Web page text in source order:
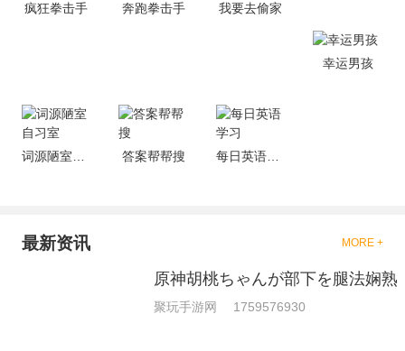
够去进行体验的，我们也是能够
就是收集了一些有意思的拳击游
戏，相信你们一定会喜欢的。
疯狂拳击手 奔跑拳击手 我要去偷家
幸运男孩
答案帮帮搜 每日英语学习
最新资讯 MORE +
原神胡桃ちゃんが部下を腿法娴熟
聚玩手游网 1759576930